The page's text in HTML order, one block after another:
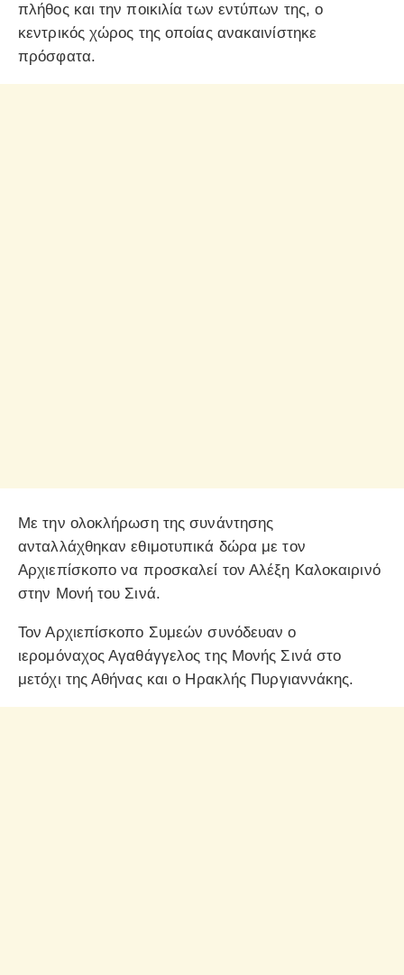
πλήθος και την ποικιλία των εντύπων της, ο
κεντρικός χώρος της οποίας ανακαινίστηκε
πρόσφατα.
Με την ολοκλήρωση της συνάντησης
ανταλλάχθηκαν εθιμοτυπικά δώρα με τον
Αρχιεπίσκοπο να προσκαλεί τον Αλέξη Καλοκαιρινό
στην Μονή του Σινά.
Τον Αρχιεπίσκοπο Συμεών συνόδευαν ο
ιερομόναχος Αγαθάγγελος της Μονής Σινά στο
μετόχι της Αθήνας και ο Ηρακλής Πυργιαννάκης.